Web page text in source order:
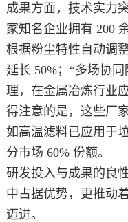
成果方面，技术实力
家知名企业拥有 200
根据粉尘特性自动调
延长 50%；“多场协
理，在金属冶炼行业
得注意的是，这些厂
如高温滤料已应用于
分市场 60% 份额。​
研发投入与成果的良
中占据优势，更推动
迈进。